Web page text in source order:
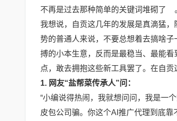
不再是过去那种简单的关键词堆砌了
我想说，自贡这几年的发展是真滴猛
势的普通人来说，不要总想着去搞啥子
搏的小本生意，反而是最稳当、最能
点，敢去拥抱这些新工具罢了。在自贡
1. 网友“盐帮菜传承人”问：
“小编说得热闹，我就想问问，我是一
皮包公司骗。你这个AI推广代理到底